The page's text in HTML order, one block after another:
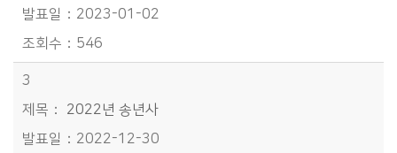
2023-01-02
546
3
2022년 송년사
2022-12-30